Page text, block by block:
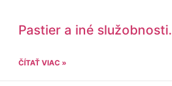
Pastier a iné služobnosti.
ČÍTAŤ VIAC »